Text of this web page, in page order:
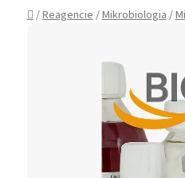
Domov
/Reagencie /Mikrobiologia /